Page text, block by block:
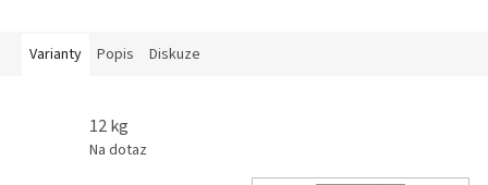
Varianty Popis Diskuze
12 kg
Na dotaz